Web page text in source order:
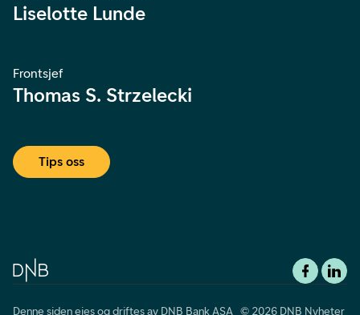
Liselotte Lunde
Frontsjef
Thomas S. Strzelecki
Tips oss
Denne siden eies og driftes av DNB Bank ASA © 2026 DNB Nyheter